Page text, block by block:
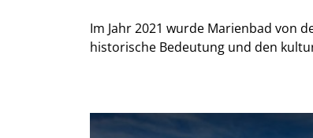
Im Jahr 2021 wurde Marienbad von
historische Bedeutung und den